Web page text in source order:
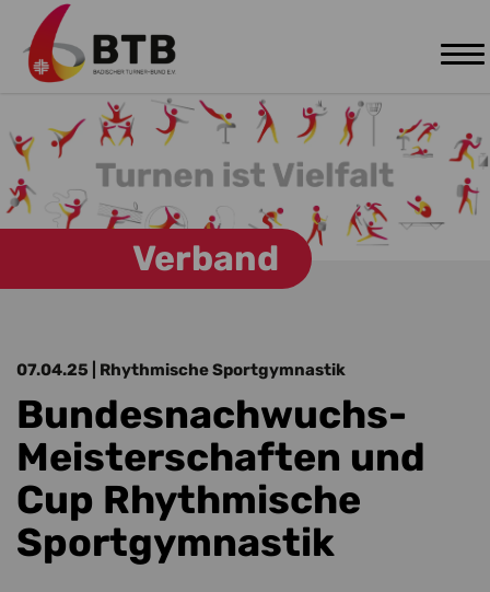
Zum Hauptinhalt springen
Verband
07.04.25 | Rhythmische Sportgymnastik
Bundesnachwuchs-
Meisterschaften und
Cup Rhythmische
Sportgymnastik